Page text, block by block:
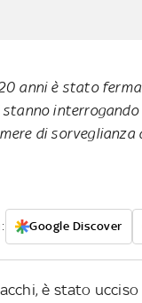
anni è stato
di sorveglianza
Google Discover
è stato